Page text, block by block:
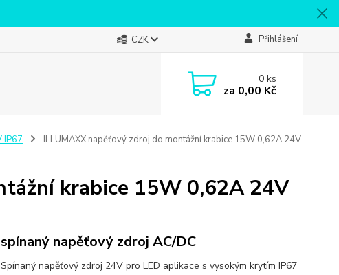
CZK Přihlášení
0ks
za 0,00 Kč
IP67
ILLUMAXX napěťový zdroj do montážní krabice 15W 0,62A 24V
krabice 15W 0,62A 24V
spínaný napěťový zdroj AC/DC
Spínaný napěťový zdroj 24V pro LED aplikace s vysokým krytím IP67